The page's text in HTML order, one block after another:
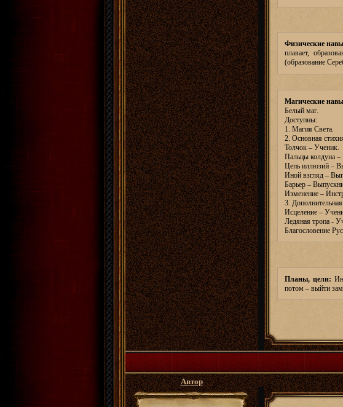
Физические
плавает,
(образование
Магические
Белый маг.
Доступны:
1. Магия Света.
2. Основная
Толчок – Ученик.
Пальцы колдуна –
Цепь иллюзий –
Иной взгляд –
Барьер –
Изменение –
3.
Исцеление –
Ледяная тропа -
Благословение
Планы, цели:
потом – выйти
Автор